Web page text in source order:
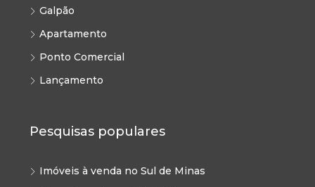
Galpão
Apartamento
Ponto Comercial
Lançamento
Pesquisas populares
Imóveis à venda no Sul de Minas